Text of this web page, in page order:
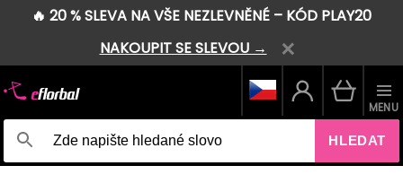
🔥 20 % SLEVA NA VŠE NEZLEVNĚNÉ – KÓD PLAY20
NAKOUPIT SE SLEVOU →
HLEDAT
MENU